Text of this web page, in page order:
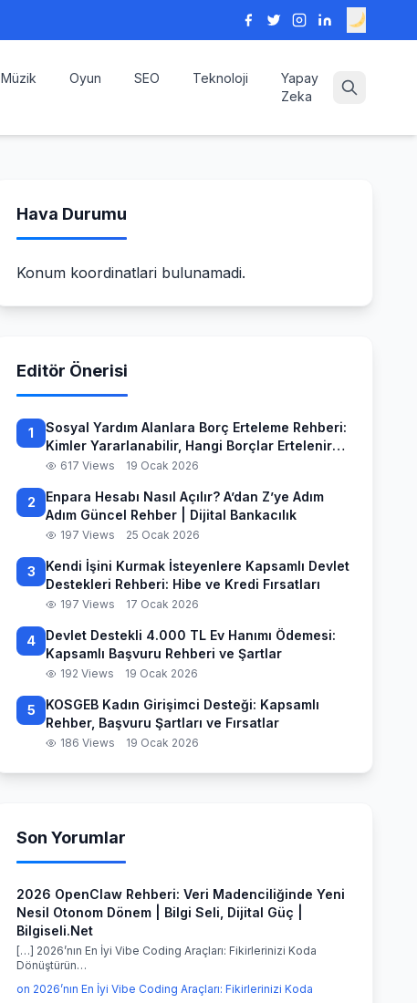
Müzik Oyun SEO Teknoloji
Yapay
Zeka
Hava Durumu
Konum koordinatlari bulunamadi.
Editör Önerisi
1
Sosyal Yardım Alanlara Borç Erteleme Rehberi:
Kimler Yararlanabilir, Hangi Borçlar Ertelenir
ve Başvuru Süreci
617 Views 19 Ocak 2026
2
Enpara Hesabı Nasıl Açılır? A’dan Z’ye Adım
Adım Güncel Rehber | Dijital Bankacılık
197 Views 25 Ocak 2026
3
Kendi İşini Kurmak İsteyenlere Kapsamlı Devlet
Destekleri Rehberi: Hibe ve Kredi Fırsatları
197 Views 17 Ocak 2026
4
Devlet Destekli 4.000 TL Ev Hanımı Ödemesi:
Kapsamlı Başvuru Rehberi ve Şartlar
192 Views 19 Ocak 2026
5
KOSGEB Kadın Girişimci Desteği: Kapsamlı
Rehber, Başvuru Şartları ve Fırsatlar
186 Views 19 Ocak 2026
Son Yorumlar
2026 OpenClaw Rehberi: Veri Madenciliğinde Yeni
Nesil Otonom Dönem | Bilgi Seli, Dijital Güç |
Bilgiseli.Net
[…] 2026’nın En İyi Vibe Coding Araçları: Fikirlerinizi Koda
Dönüştürün…
on 2026’nın En İyi Vibe Coding Araçları: Fikirlerinizi Koda